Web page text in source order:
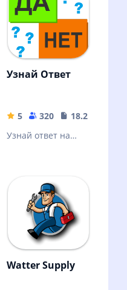
Узнай Ответ
5 320
18.28 MB
Узнай ответ на
Watter Supply